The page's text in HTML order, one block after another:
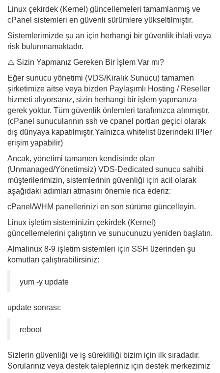
Linux çekirdek (Kernel) güncellemeleri tamamlanmış ve
cPanel sistemleri en güvenli sürümlere yükseltilmiştir.
Sistemlerimizde şu an için herhangi bir güvenlik ihlali veya
risk bulunmamaktadır.
⚠️ Sizin Yapmanız Gereken Bir İşlem Var mı?
Eğer sunucu yönetimi (VDS/Kiralık Sunucu) tamamen
şirketimize aitse veya bizden Paylaşımlı Hosting / Reseller
hizmeti alıyorsanız, sizin herhangi bir işlem yapmanıza
gerek yoktur. Tüm güvenlik önlemleri tarafımızca alınmıştır.
(cPanel sunucularının ssh ve cpanel portları geçici olarak
dış dünyaya kapatılmıştır.Yalnızca whitelist üzerindeki IPler
erişim yapabilir)
Ancak, yönetimi tamamen kendisinde olan
(Unmanaged/Yönetimsiz) VDS-Dedicated sunucu sahibi
müşterilerimizin, sistemlerinin güvenliği için acil olarak
aşağıdaki adımları atmasını önemle rica ederiz:
cPanel/WHM panellerinizi en son sürüme güncelleyin.
Linux işletim sisteminizin çekirdek (Kernel)
güncellemelerini çalıştırın ve sunucunuzu yeniden başlatın.
Almalinux 8-9 işletim sistemleri için SSH üzerinden şu
komutları çalıştırabilirsiniz:
yum -y update
update sonrası:
reboot
Sizlerin güvenliği ve iş sürekliliği bizim için ilk sıradadır.
Sorularınız veya destek talepleriniz için destek merkezimiz